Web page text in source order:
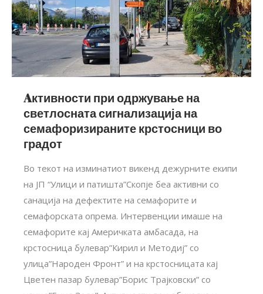
Aктивности при одржување на
светлосната сигнализација на
семафоризираните крстосници во
градот
Во текот на изминатиот викенд дежурните екипи
на ЈП “Улици и патишта”Скопје беа активни со
санација на дефектите на семафорите и
семафорската опрема. Интервенции имаше на
семафорите кај Америчката амбасада, на
крстосница булевар”Кирил и Методиј” со
улица”Народен Фронт” и на крстосницата кај
Цветен пазар булевар”Борис Трајковски” со